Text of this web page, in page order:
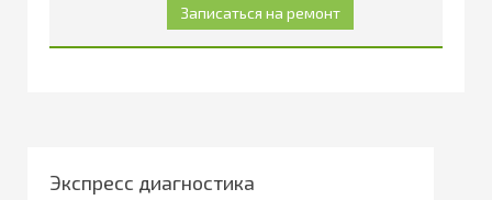
Экспресс диагностика